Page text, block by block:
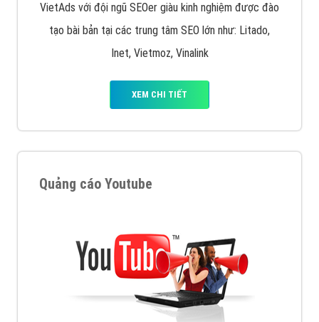
VietAds với đội ngũ SEOer giàu kinh nghiệm được đào
tạo bài bản tại các trung tâm SEO lớn như: Litado,
Inet, Vietmoz, Vinalink
XEM CHI TIẾT
Quảng cáo Youtube